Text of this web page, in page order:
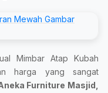
Mimbar Atap Kubah
harga yang sangat
Furniture Masjid,